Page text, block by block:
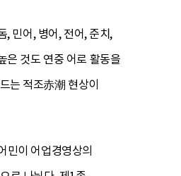
, 민어, 병어, 전어, 준치,
은 것도 연중 어로 활동을
는 적조赤潮 현상이
민이 어업경영상의